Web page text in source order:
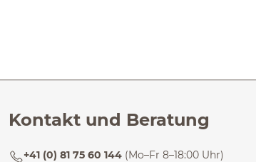
Kontakt und Beratung
+41 (0) 81 75 60 144 (Mo–Fr 8–18:00 Uhr)